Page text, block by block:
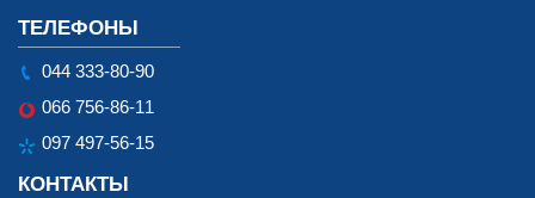
ТЕЛЕФОНЫ
044 333-80-90
066 756-86-11
097 497-56-15
КОНТАКТЫ